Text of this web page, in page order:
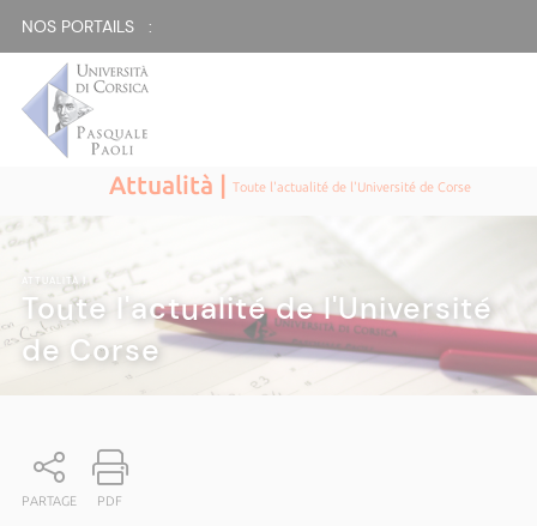
NOS PORTAILS :
Attualità |Toute l'actualité de l'Université de Corse
ATTUALITÀ|
Toute l'actualité de l'Université
de Corse
PARTAGE PDF